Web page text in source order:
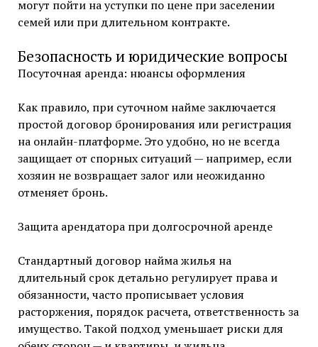
могут пойти на уступки по цене при заселении
семей или при длительном контракте.
Безопасность и юридические вопросы
Посуточная аренда: нюансы оформления
Как правило, при суточном найме заключается
простой договор бронирования или регистрация
на онлайн-платформе. Это удобно, но не всегда
защищает от спорных ситуаций — например, если
хозяин не возвращает залог или неожиданно
отменяет бронь.
Защита арендатора при долгосрочной аренде
Стандартный договор найма жилья на
длительный срок детально регулирует права и
обязанности, часто прописывает условия
расторжения, порядок расчета, ответственность за
имущество. Такой подход уменьшает риски для